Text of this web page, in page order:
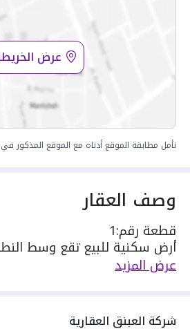
عرض
نأمل مطابقة الموقع أدناه مع الموقع المذكور
وصف العقار
قطعة رقم:1
أرض سكنية للبيع تقع وسط
- واجهتها شمالية غربية
- طول الواجهة :
الغربي : 21.5 متر على شارع 15 متر
عرض المزيد
شركة العبنق العقارية